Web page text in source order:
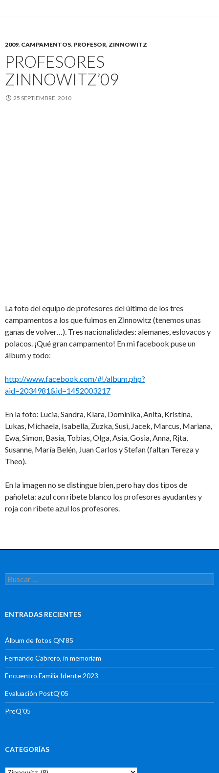
2009, CAMPAMENTOS, PROFESOR, ZINNOWITZ
PROFESORES
ZINNOWITZ’09
25 SEPTIEMBRE, 2010
La foto del equipo de profesores del último de los tres
campamentos a los que fuimos en Zinnowitz (tenemos unas
ganas de volver…). Tres nacionalidades: alemanes, eslovacos y
polacos. ¡Qué gran campamento! En mi facebook puse un
álbum y todo:
http://www.facebook.com/#!/album.php?
aid=2034981&id=1452003217
En la foto: Lucia, Sandra, Klara, Dominika, Anita, Kristína,
Lukas, Michaela, Isabella, Zuzka, Susi, Jacek, Marcus, Mariana,
Ewa, Simon, Basia, Tobias, Olga, Asia, Gosia, Anna, Rjta,
Susanne, María Belén, Juan Carlos y Stefan (faltan Tereza y
Theo).
En la imagen no se distingue bien, pero hay dos tipos de
pañoleta: azul con ribete blanco los profesores ayudantes y
roja con ribete azul los profesores.
Buscar:
ENTRADAS RECIENTES
Álbum de fotos QN’85
Fernando Cabrero, in memoriam
Encuentro Familia Idente 2023
Evaluación PostQ’05
PreQ’05
CATEGORÍAS
Categorías